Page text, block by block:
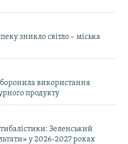
зникло світло – міська
використання
продукту
Зеленський
у 2026-2027 роках